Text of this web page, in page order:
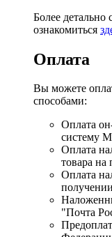
Более
ознакомиться
Оплата
Вы можете
способами:
Оплата
систему
Оплата
товара на
Оплата
получении
"Почта